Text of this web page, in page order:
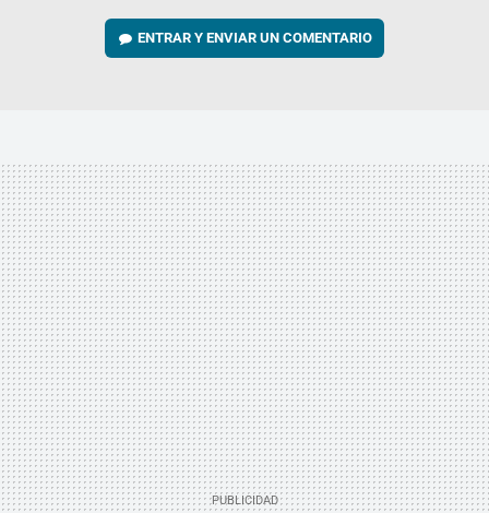
ENTRAR Y ENVIAR UN COMENTARIO